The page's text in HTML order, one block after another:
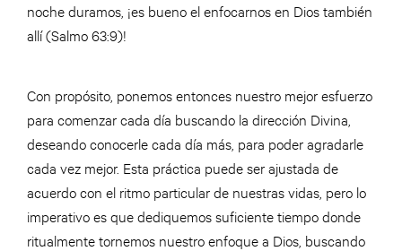
noche duramos, ¡es bueno el enfocarnos en Dios también
allí (Salmo 63:9)!
Con propósito, ponemos entonces nuestro mejor esfuerzo
para comenzar cada día buscando la dirección Divina,
deseando conocerle cada día más, para poder agradarle
cada vez mejor. Esta práctica puede ser ajustada de
acuerdo con el ritmo particular de nuestras vidas, pero lo
imperativo es que dediquemos suficiente tiempo donde
ritualmente tornemos nuestro enfoque a Dios, buscando